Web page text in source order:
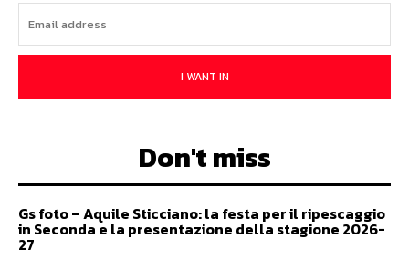
I WANT IN
Don't miss
Gs foto – Aquile Sticciano: la festa per il ripescaggio
in Seconda e la presentazione della stagione 2026-
27